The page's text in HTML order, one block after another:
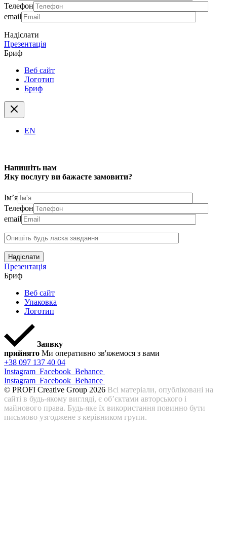
Телефон
email
Надіслати
Презентація
Бриф
Веб сайт
Логотип
Бриф
EN
Напишіть нам
Яку послугу ви бажаєте замовити?
Ім’я
Телефон
email
Надіслати
Презентація
Бриф
Веб сайт
Упаковка
Логотип
Заявку
прийнято Ми оперативно зв'яжемося з вами
+38 097 137 40 04
Instagram Facebook Behance
Instagram Facebook Behance
© PROFI Creative Group 2026 Всі матеріали, опубліковані на
сайті в будь-якому вигляді, є об’єктами авторського і
майнового права. Будь-яке їх використання повинно бути
письмово узгоджене з керівником групи.